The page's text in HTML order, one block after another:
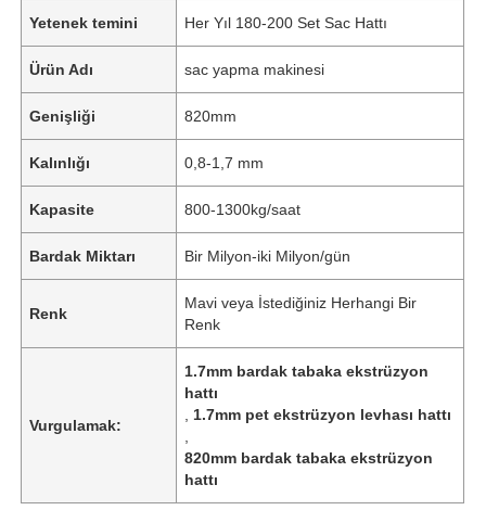
Yetenek temini Her Yıl 180-200 Set Sac Hattı
Ürün Adı sac yapma makinesi
Genişliği 820mm
Kalınlığı 0,8-1,7 mm
Kapasite 800-1300kg/saat
Bardak Miktarı Bir Milyon-iki Milyon/gün
Renk
Mavi veya İstediğiniz Herhangi Bir
Renk
Vurgulamak:
1.7mm bardak tabaka ekstrüzyon
hattı
1.7mm pet ekstrüzyon levhası hattı
820mm bardak tabaka ekstrüzyon
hattı